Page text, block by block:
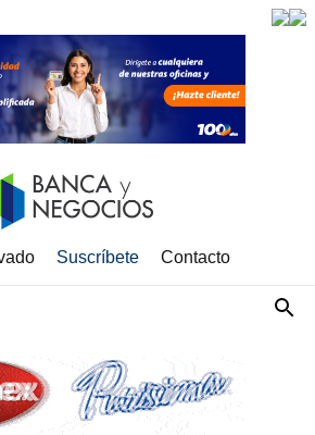
Suscríbete Contacto